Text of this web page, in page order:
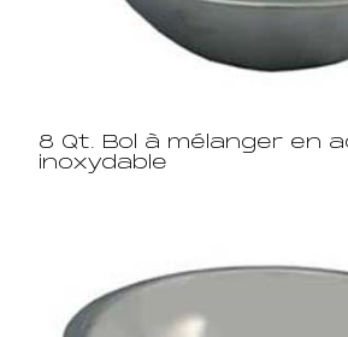
8 Qt. Bol à mélanger en
inoxydable